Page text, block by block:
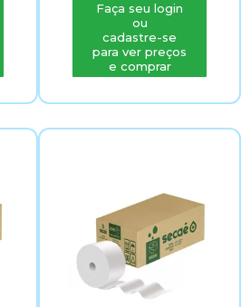
Faça seu login
ou
cadastre-se
para ver preços
e comprar